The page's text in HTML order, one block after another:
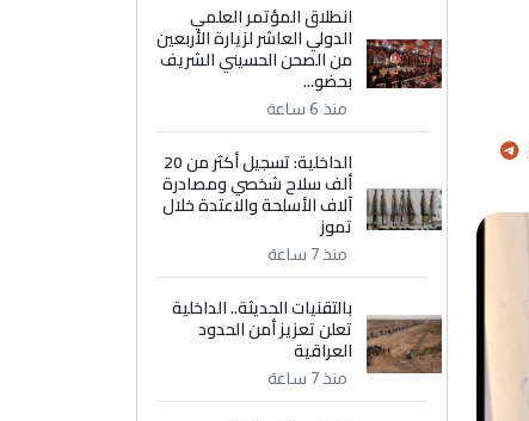
انطلاق المؤتمر العلمي
الدولي العاشر لزيارة الأربعين
من الصحن الحسيني الشريف
بحضو...
منذ 6 ساعة
الداخلية: تسجيل أكثر من 20
ألف سلاح شخصي ومصادرة
آلاف الأسلحة والاعتدة خلال
تموز
منذ 7 ساعة
بالتقنيات الحديثة.. الداخلية
تعلن تعزيز أمن الحدود
العراقية
منذ 7 ساعة